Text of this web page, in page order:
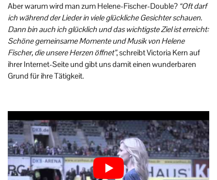
Aber warum wird man zum Helene-Fischer-Double? “Oft darf
ich während der Lieder in viele glückliche Gesichter schauen.
Dann bin auch ich glücklich und das wichtigste Ziel ist erreicht:
Schöne gemeinsame Momente und Musik von Helene
Fischer, die unsere Herzen öffnet”, schreibt Victoria Kern auf
ihrer Internet-Seite und gibt uns damit einen wunderbaren
Grund für ihre Tätigkeit.